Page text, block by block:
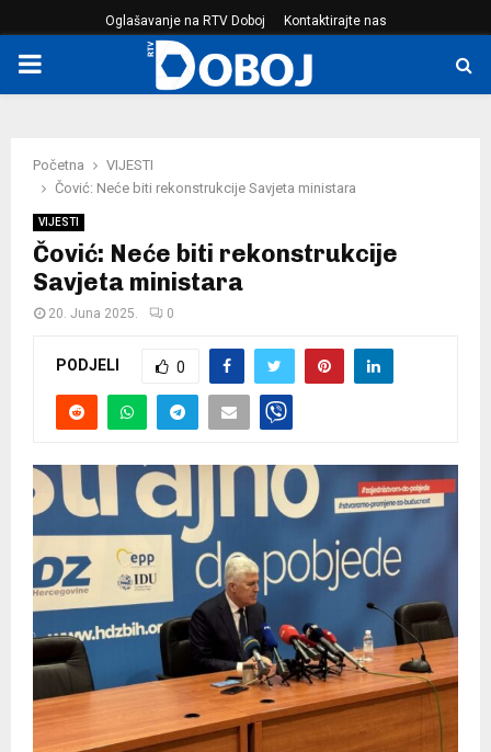
Oglašavanje na RTV Doboj Kontaktirajte nas
PRIMARY
Početna
VIJESTI
Čović: Neće biti rekonstrukcije Savjeta ministara
VIJESTI
Čović: Neće biti rekonstrukcije
Savjeta ministara
20. Juna 2025. 0
PODJELI 0